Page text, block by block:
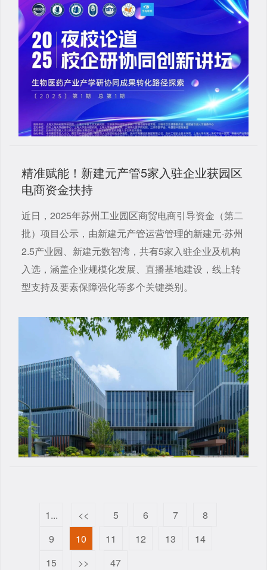
精准赋能！新建元产管5家入驻企业获园区
电商资金扶持
近日，2025年苏州工业园区商贸电商引导资金（第二
批）项目公示，由新建元产管运营管理的新建元·苏州
2.5产业园、新建元数智湾，共有5家入驻企业及机构
入选，涵盖企业规模化发展、直播基地建设，线上转
型支持及要素保障强化等多个关键类别。
1... << 5 6 7
8
9
10 11 12 13
14
15
>> 47